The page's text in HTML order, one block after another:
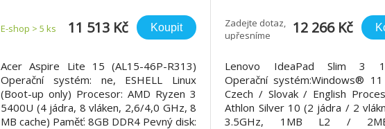
RX Vega 6/bez OS/Silver/2R
E-shop > 5 ks 11 513 Kč Koupit
Acer Aspire Lite 15 (AL15-46P-R313)
Operační systém: ne, ESHELL Linux
(Boot-up only) Procesor: AMD Ryzen 3
5400U (4 jádra, 8 vláken, 2,6/4,0 GHz, 8
MB cache) Paměť: 8GB DDR4 Pevný disk:
D int/W11H/Gray/
Zadejte dotaz,
upřesníme
12 266 Kč
Lenovo IdeaPad Slim 3
Operační systém:Windows®
Czech / Slovak / English
Athlon Silver 10 (2 jádra / 2
3.5GHz, 1MB L2 /